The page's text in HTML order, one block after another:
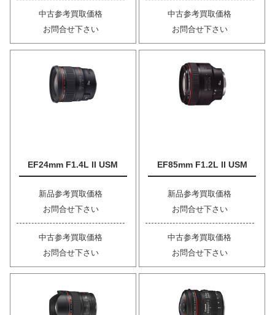
中古参考買取価格
お問合せ下さい
中古参考買取価格
お問合せ下さい
EF24mm F1.4L II USM
新品参考買取価格
お問合せ下さい
中古参考買取価格
お問合せ下さい
EF85mm F1.2L II USM
新品参考買取価格
お問合せ下さい
中古参考買取価格
お問合せ下さい